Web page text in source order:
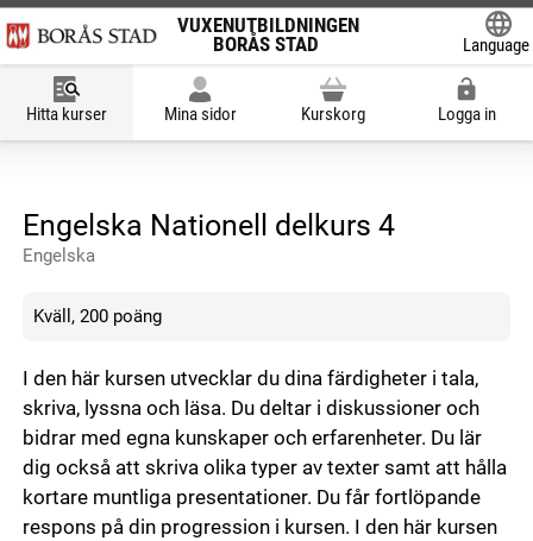
VUXENUTBILDNINGEN
BORÅS STAD
Language
Hitta kurser Mina sidor Kurskorg Logga in
Engelska Nationell delkurs 4
Engelska
Kväll, 200 poäng
I den här kursen utvecklar du dina färdigheter i tala,
skriva, lyssna och läsa. Du deltar i diskussioner och
bidrar med egna kunskaper och erfarenheter. Du lär
dig också att skriva olika typer av texter samt att hålla
kortare muntliga presentationer. Du får fortlöpande
respons på din progression i kursen. I den här kursen